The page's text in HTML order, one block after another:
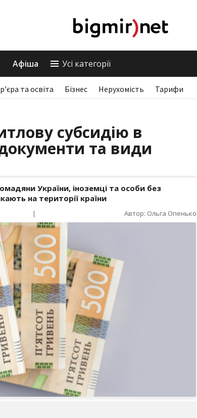
Афіша Усі категорії
та освіта Бізнес Нерухомість Тарифи
субсидію в
та види
України, іноземці та особи без
на території країни
| Автор: Ольга Опенько